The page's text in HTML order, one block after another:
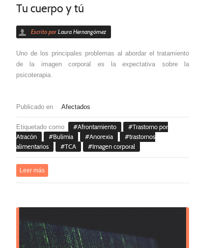
Tu cuerpo y tú
Escrito por Laura Hernangómez
Uno de los principales problemas al abordar el tratamiento
de la imagen corporal es la expectativa sobre la
psicoterapia.
Publicado en Afectados
Etiquetado como Afrontamiento
Trastorno por
Atracón
Bulimia Anorexia
trastornos
alimentarios
TCA Imagen corporal
Leer más